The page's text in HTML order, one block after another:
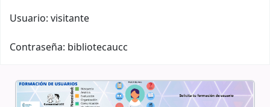
Usuario: visitante
Contraseña: bibliotecaucc